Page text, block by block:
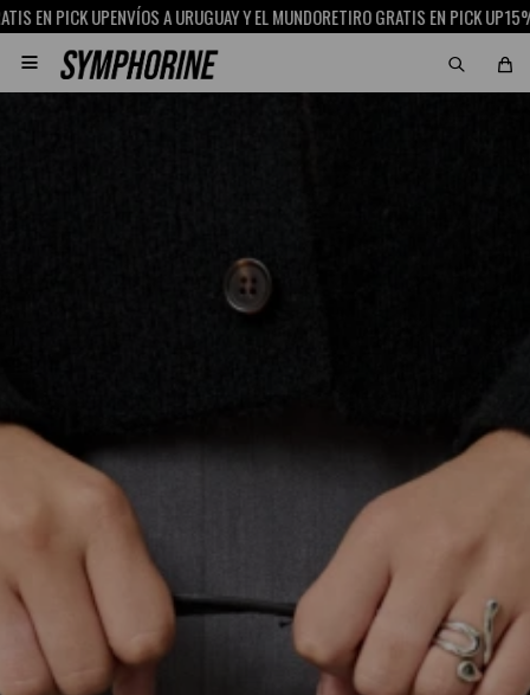
UP ENVÍOS A URUGUAY Y EL MUNDORETIRO GRATIS EN PICK UP 15% OFF
